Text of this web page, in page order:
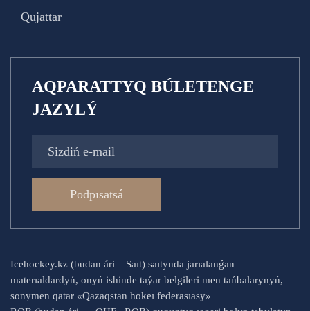
Qujattar
AQPARATTYQ BÚLETENGE
JAZYLÝ
Podpısatsá
Icehockey.kz (budan ári – Saıt) saıtynda jarıalanǵan
materıaldardyń, onyń ishinde taýar belgileri men tańbalarynyń,
sonymen qatar «Qazaqstan hokeı federasıasy»